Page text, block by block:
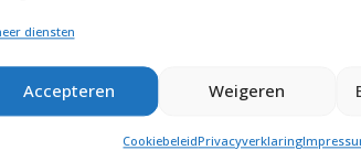
diensten
Accepteren Weigeren
CookiebeleidPrivacyverklaring
aan het kerstpakket toevoegen.
dubbelzijdige bedrukte kaart te laten
en prijzen.